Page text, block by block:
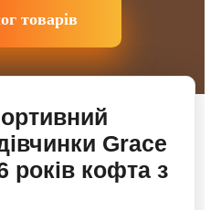
товарів
Grace
років кофта з